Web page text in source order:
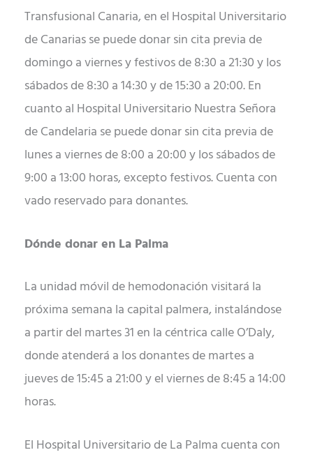
Transfusional Canaria, en el Hospital Universitario
de Canarias se puede donar sin cita previa de
domingo a viernes y festivos de 8:30 a 21:30 y los
sábados de 8:30 a 14:30 y de 15:30 a 20:00. En
cuanto al Hospital Universitario Nuestra Señora
de Candelaria se puede donar sin cita previa de
lunes a viernes de 8:00 a 20:00 y los sábados de
9:00 a 13:00 horas, excepto festivos. Cuenta con
vado reservado para donantes.
Dónde donar en La Palma
La unidad móvil de hemodonación visitará la
próxima semana la capital palmera, instalándose
a partir del martes 31 en la céntrica calle O’Daly,
donde atenderá a los donantes de martes a
jueves de 15:45 a 21:00 y el viernes de 8:45 a 14:00
horas.
El Hospital Universitario de La Palma cuenta con